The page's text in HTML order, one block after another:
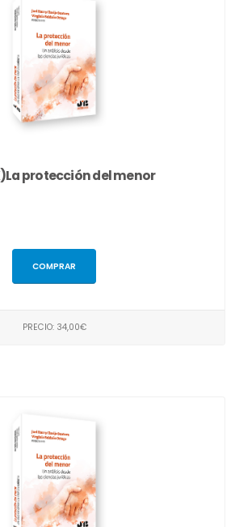
protección del menor
COMPRAR
PRECIO: 34,00€